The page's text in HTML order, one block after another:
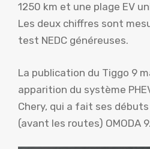
1250 km et une plage EV
Les deux chiffres sont
test NEDC généreuses.
La publication du Tiggo 9
apparition du système
Chery, qui a fait ses
(avant les routes) OMODA 9.